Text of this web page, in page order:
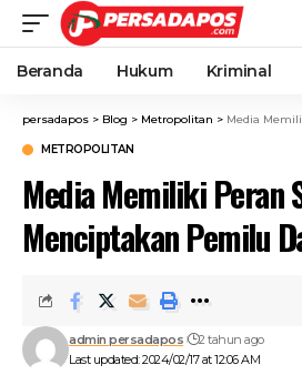
Beranda Hukum Kriminal
persadapos > Blog > Metropolitan > Media Memiliki
METROPOLITAN
Media Memiliki Peran
Menciptakan Pemilu
Last updated: 2024/02/17 at 12:06 AM
admin persadapos 2 tahun ago